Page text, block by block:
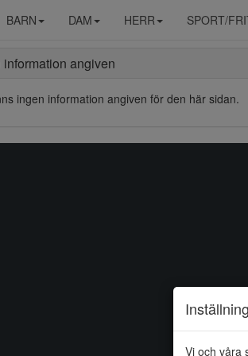
BARN DAM HERR SPORT/
information angiven
ingen information angiven för den här sidan.
Vi och våra